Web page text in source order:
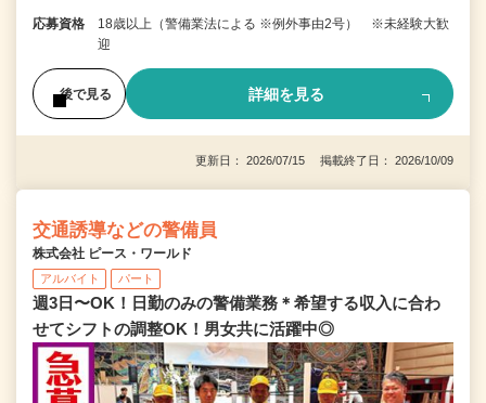
応募資格
18歳以上（警備業法による ※例外事由2号） ※未経験大歓
迎
後で見る 詳細を見る
更新日： 2026/07/15 掲載終了日： 2026/10/09
交通誘導などの警備員
株式会社 ピース・ワールド
アルバイト パート
週3日〜OK！日勤のみの警備業務＊希望する収入に合わ
せてシフトの調整OK！男女共に活躍中◎